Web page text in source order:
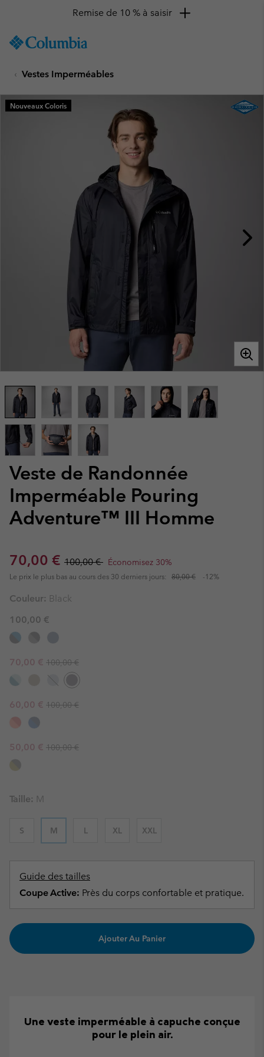
TO
SKIP
MAIN
NAV
Remise de 10 % à saisir
Vestes Imperméables
Veste de Randonnée
Imperméable Pouring
Adventure™ III Homme
Sale price:
70,00 € Regular price:
100,00 € Économisez 30%
Le prix le plus bas au cours des 30 derniers jours: 80,00 € -12%
Nouveaux Coloris
Couleur: Black
100,00 €
Sale price:
70,00 € Regular price:
100,00 €
Sale price:
60,00 € Regular price:
100,00 €
Sale price:
50,00 € Regular price:
100,00 €
Taille: M
S M L XL XXL
Guide des tailles
Coupe Active: Près du corps confortable et pratique.
Ajouter Au Panier
Une veste imperméable à capuche conçue
pour le plein air.